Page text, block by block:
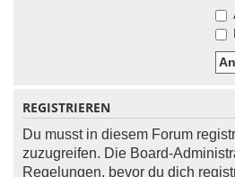
REGISTRIEREN
Du musst in diesem Forum
zuzugreifen. Die Board-
Regelungen, bevor du dich